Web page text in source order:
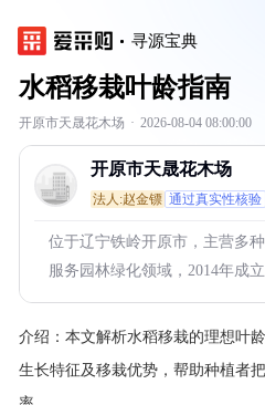
寻源宝典
水稻移栽叶龄指南
开原市天晟花木场 · 2026-08-04 08:00:00
开原市天晟花木场
法人:赵金镖 通过真实性核验
位于辽宁铁岭开原市，主营多
服务园林绿化领域，2014年成
介绍： 本文解析水稻移栽的理想叶
生长特征及移栽优势，帮助种植者